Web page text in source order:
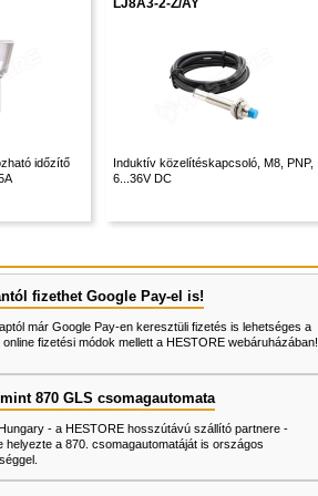
időzítő
LJ8A3-2-Z/AY
Induktív közelítéskapcsoló, M8, PNP,
6...36V DC
fizethet Google Pay-el is!
már Google Pay-en keresztüli fizetés is lehetséges a
online fizetési módok mellett a HESTORE webáruházában!
870 GLS csomagautomata
- a HESTORE hosszútávú szállító partnere -
helyezte a 870. csomagautomatáját is országos